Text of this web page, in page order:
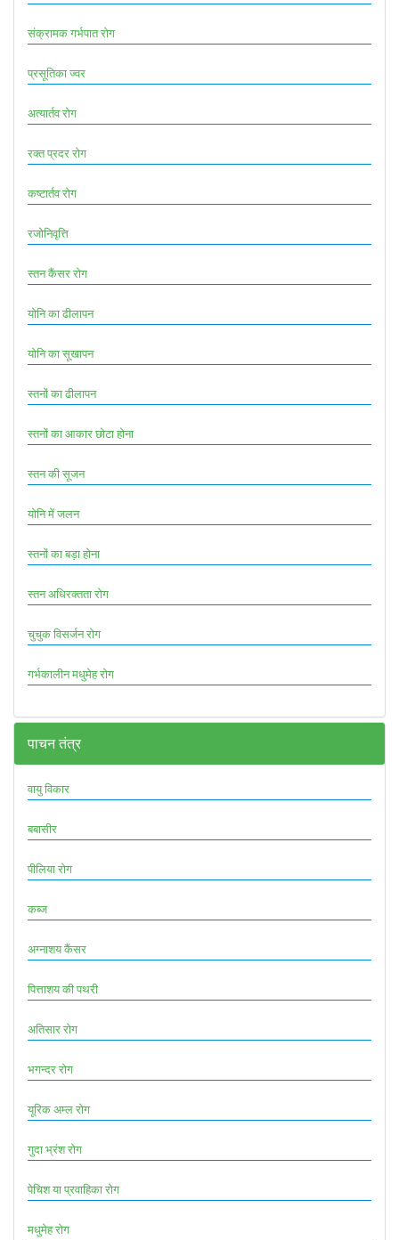
संक्रामक गर्भपात रोग
प्रसूतिका ज्वर
अत्यार्तव रोग
रक्त प्रदर रोग
कष्टार्तव रोग
रजोनिवृत्ति
स्तन कैंसर रोग
योनि का ढीलापन
योनि का सूखापन
स्तनों का ढीलापन
स्तनों का आकार छोटा होना
स्तन की सूजन
योनि में जलन
स्तनों का बड़ा होना
स्तन अधिरक्तता रोग
चुचुक विसर्जन रोग
गर्भकालीन मधुमेह रोग
पाचन तंत्र
वायु विकार
बबासीर
पीलिया रोग
कब्ज
अग्नाशय कैंसर
पित्ताशय की पथरी
अतिसार रोग
भगन्दर रोग
यूरिक अम्ल रोग
गुदा भ्रंश रोग
पेचिश या प्रवाहिका रोग
मधुमेह रोग